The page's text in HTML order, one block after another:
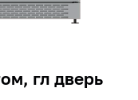
гл дверь